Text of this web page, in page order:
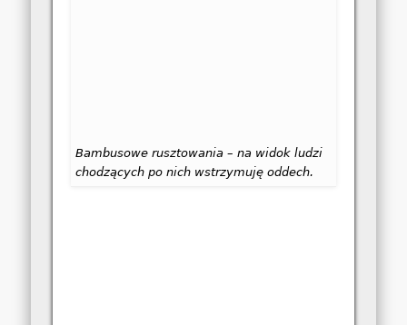
Bambusowe rusztowania – na widok ludzi
chodzących po nich wstrzymuję oddech.